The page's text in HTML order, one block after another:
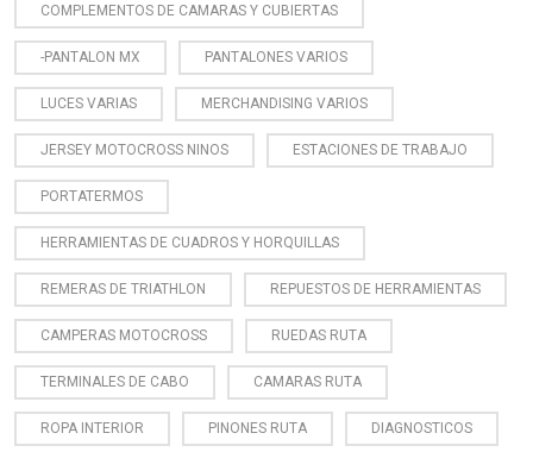
COMPLEMENTOS DE CAMARAS Y CUBIERTAS
-PANTALON MX PANTALONES VARIOS
LUCES VARIAS MERCHANDISING VARIOS
JERSEY MOTOCROSS NINOS ESTACIONES DE TRABAJO
PORTATERMOS
HERRAMIENTAS DE CUADROS Y HORQUILLAS
REMERAS DE TRIATHLON REPUESTOS DE HERRAMIENTAS
CAMPERAS MOTOCROSS RUEDAS RUTA
TERMINALES DE CABO CAMARAS RUTA
ROPA INTERIOR PINONES RUTA DIAGNOSTICOS